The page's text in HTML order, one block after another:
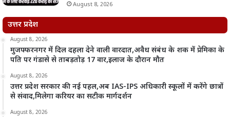
August 8, 2026
उत्तर प्रदेश
August 8, 2026
मुजफ्फरनगर में दिल दहला देने वाली वारदात,अवैध संबंध के शक में प्रेमिका के
पति पर गंडासे से ताबड़तोड़ 17 वार,इलाज के दौरान मौत
August 8, 2026
उत्तर प्रदेश सरकार की नई पहल,अब IAS-IPS अधिकारी स्कूलों में करेंगे छात्रों
से संवाद,मिलेगा करियर का सटीक मार्गदर्शन
August 8, 2026